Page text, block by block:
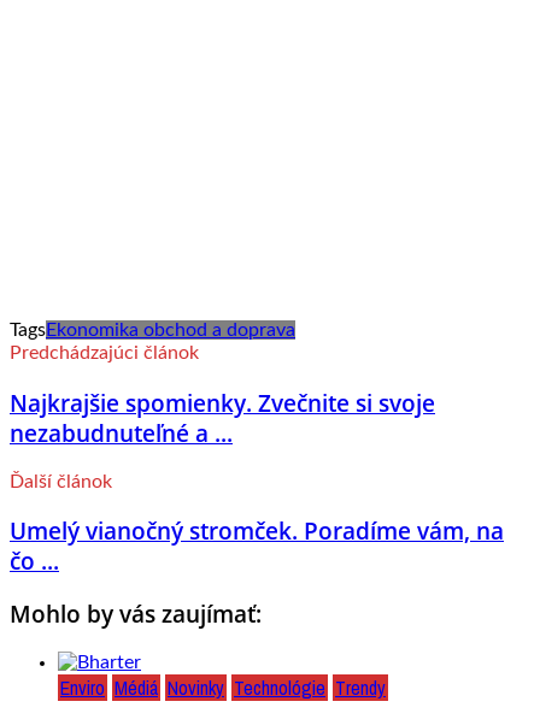
TagsEkonomika obchod a doprava
Predchádzajúci článok
Najkrajšie spomienky. Zvečnite si svoje
nezabudnuteľné a ...
Ďalší článok
Umelý vianočný stromček. Poradíme vám, na
čo ...
Mohlo by vás zaujímať:
Enviro Médiá Novinky Technológie Trendy